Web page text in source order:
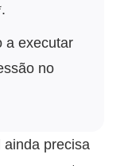
a executar
no
ainda precisa